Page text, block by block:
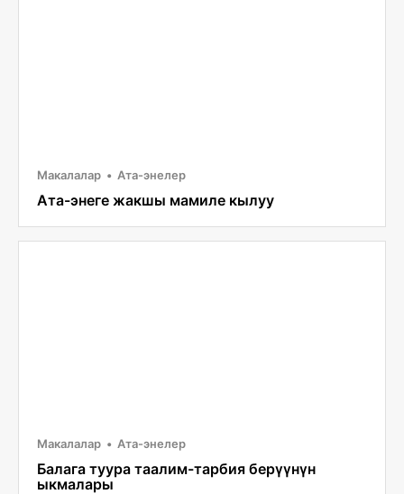
Макалалар Ата-энелер
Ата-энеге жакшы мамиле кылуу
Макалалар Ата-энелер
Балага туура таалим-тарбия берүүнүн
ыкмалары